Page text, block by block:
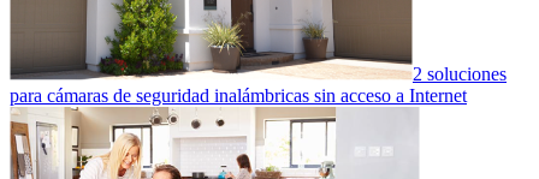
2 soluciones
para cámaras de seguridad inalámbricas sin acceso a Internet